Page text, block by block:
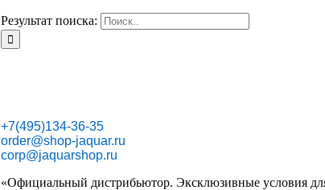
Результат поиска:
+7(495)134-36-35
order@shop-jaquar.ru
corp@jaquarshop.ru
«Официальный дистрибьютор. Эксклюзивные условия